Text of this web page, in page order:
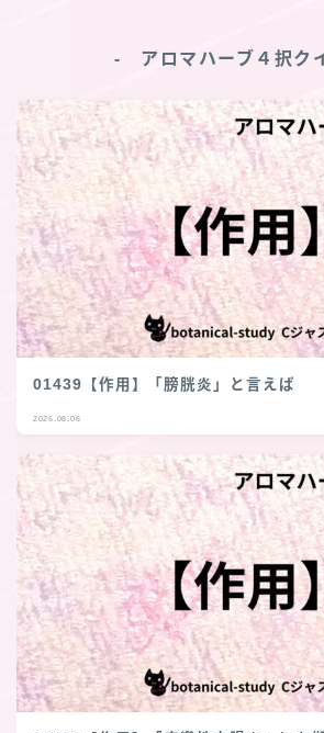
‐ アロマハーブ４択ク
01439【作用】「膀胱炎」と言えば
2026.08.06